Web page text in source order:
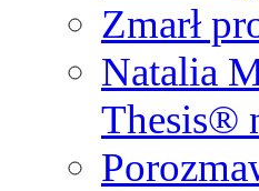
Zmarł
Natalia
Thesis®